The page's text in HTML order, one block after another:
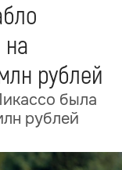
рублей
была
рублей